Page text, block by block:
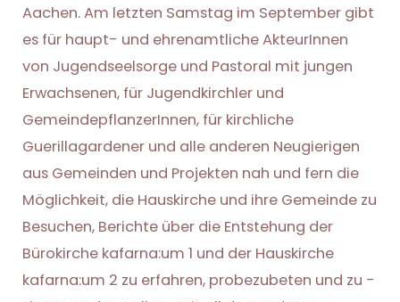
Aachen. Am letzten Samstag im September gibt
es für haupt- und ehrenamtliche AkteurInnen
von Jugendseelsorge und Pastoral mit jungen
Erwachsenen, für Jugendkirchler und
GemeindepflanzerInnen, für kirchliche
Guerillagardener und alle anderen Neugierigen
aus Gemeinden und Projekten nah und fern die
Möglichkeit, die Hauskirche und ihre Gemeinde zu
Besuchen, Berichte über die Entstehung der
Bürokirche kafarna:um 1 und der Hauskirche
kafarna:um 2 zu erfahren, probezubeten und zu -